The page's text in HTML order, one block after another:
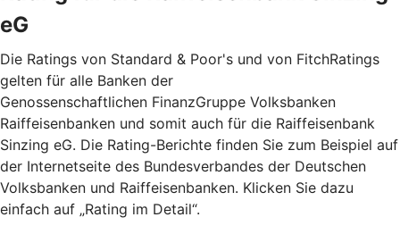
eG
Die Ratings von Standard & Poor's und von FitchRatings
gelten für alle Banken der
Genossenschaftlichen FinanzGruppe Volksbanken
Raiffeisenbanken und somit auch für die Raiffeisenbank
Sinzing eG. Die Rating-Berichte finden Sie zum Beispiel auf
der Internetseite des Bundesverbandes der Deutschen
Volksbanken und Raiffeisenbanken. Klicken Sie dazu
einfach auf „Rating im Detail“.